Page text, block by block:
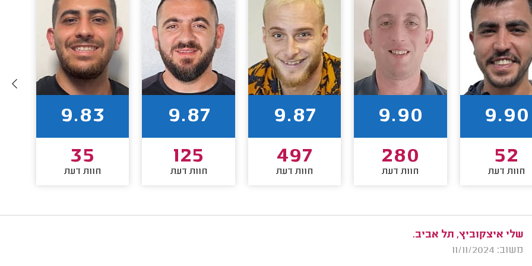
9.90
52
חוות דעת
9.90
280
חוות דעת
9.87
497
חוות דעת
9.87
125
חוות דעת
9.83
35
חוות דעת
שלי איצקוביץ, תל אביב.
משוב: 11/11/2024